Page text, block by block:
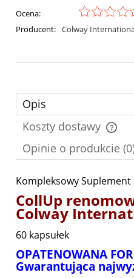
Ocena:
Producent: Colway
Opis
Koszty dostawy
Cena nie zawiera
Opinie o produkcie
Kompleksowy
CollUp
Colway
60 kapsułek
OPATENOWANA
Gwarantująca